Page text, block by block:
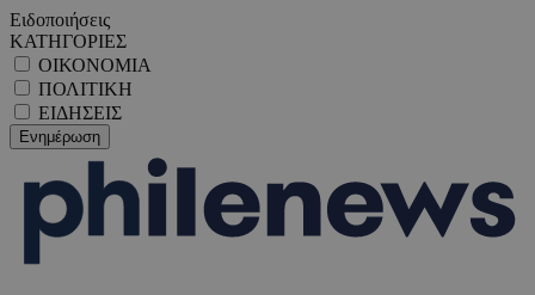
Ειδοποιήσεις
ΚΑΤΗΓΟΡΙΕΣ
ΟΙΚΟΝΟΜΙΑ
ΠΟΛΙΤΙΚΗ
ΕΙΔΗΣΕΙΣ